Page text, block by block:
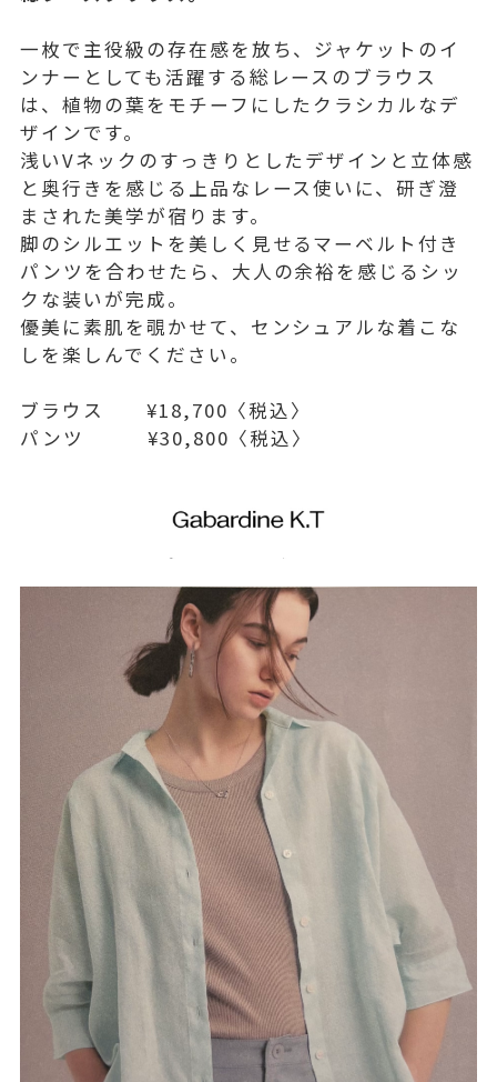
一枚で主役級の存在感を放ち、ジャケットのイ
ンナーとしても活躍する総レースのブラウス
は、植物の葉をモチーフにしたクラシカルなデ
ザインです。
浅いVネックのすっきりとしたデザインと立体感
と奥行きを感じる上品なレース使いに、研ぎ澄
まされた美学が宿ります。
脚のシルエットを美しく見せるマーベルト付き
パンツを合わせたら、大人の余裕を感じるシッ
クな装いが完成。
優美に素肌を覗かせて、センシュアルな着こな
しを楽しんでください。
ブラウス ¥18,700〈税込〉
パンツ ¥30,800〈税込〉